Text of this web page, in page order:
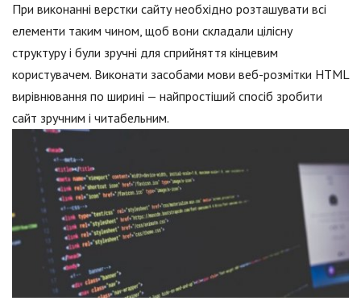
При виконанні верстки сайту необхідно розташувати всі
елементи таким чином, щоб вони складали цілісну
структуру і були зручні для сприйняття кінцевим
користувачем. Виконати засобами мови веб-розмітки HTML
вирівнювання по ширині — найпростіший спосіб зробити
сайт зручним і читабельним.